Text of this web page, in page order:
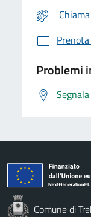
Problemi
Comune di